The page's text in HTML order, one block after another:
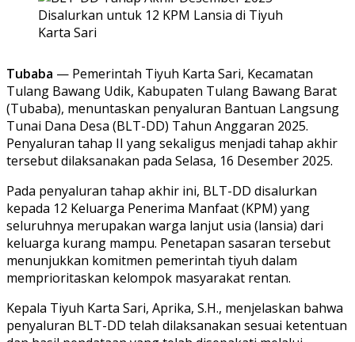
Tubaba — Pemerintah Tiyuh Karta Sari, Kecamatan
Tulang Bawang Udik, Kabupaten Tulang Bawang Barat
(Tubaba), menuntaskan penyaluran Bantuan Langsung
Tunai Dana Desa (BLT-DD) Tahun Anggaran 2025.
Penyaluran tahap II yang sekaligus menjadi tahap akhir
tersebut dilaksanakan pada Selasa, 16 Desember 2025.
Pada penyaluran tahap akhir ini, BLT-DD disalurkan
kepada 12 Keluarga Penerima Manfaat (KPM) yang
seluruhnya merupakan warga lanjut usia (lansia) dari
keluarga kurang mampu. Penetapan sasaran tersebut
menunjukkan komitmen pemerintah tiyuh dalam
memprioritaskan kelompok masyarakat rentan.
Kepala Tiyuh Karta Sari, Aprika, S.H., menjelaskan bahwa
penyaluran BLT-DD telah dilaksanakan sesuai ketentuan